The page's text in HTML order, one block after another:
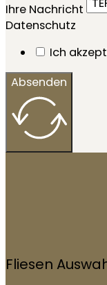
Ihre Nachricht
Datenschutz
Ich
Absenden
Fliesen